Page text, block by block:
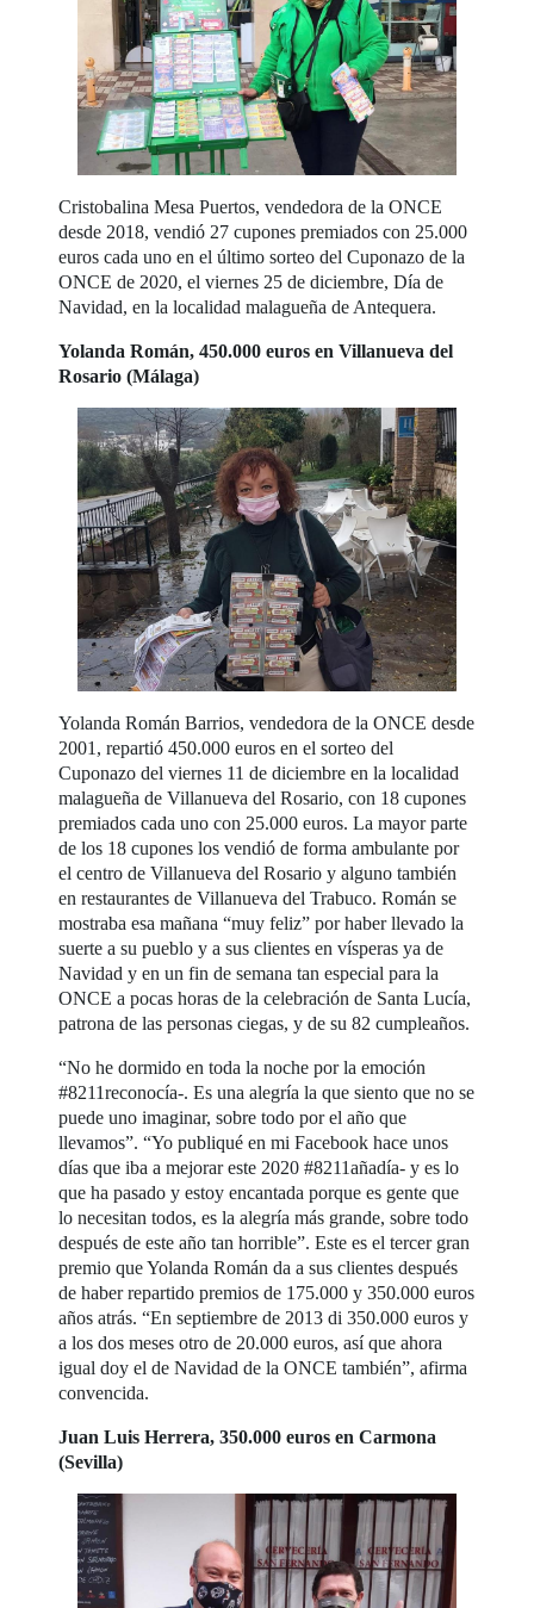
Cristobalina Mesa Puertos, vendedora de la ONCE
desde 2018, vendió 27 cupones premiados con 25.000
euros cada uno en el último sorteo del Cuponazo de la
ONCE de 2020, el viernes 25 de diciembre, Día de
Navidad, en la localidad malagueña de Antequera.
Yolanda Román, 450.000 euros en Villanueva del
Rosario (Málaga)
Yolanda Román Barrios, vendedora de la ONCE desde
2001, repartió 450.000 euros en el sorteo del
Cuponazo del viernes 11 de diciembre en la localidad
malagueña de Villanueva del Rosario, con 18 cupones
premiados cada uno con 25.000 euros. La mayor parte
de los 18 cupones los vendió de forma ambulante por
el centro de Villanueva del Rosario y alguno también
en restaurantes de Villanueva del Trabuco. Román se
mostraba esa mañana “muy feliz” por haber llevado la
suerte a su pueblo y a sus clientes en vísperas ya de
Navidad y en un fin de semana tan especial para la
ONCE a pocas horas de la celebración de Santa Lucía,
patrona de las personas ciegas, y de su 82 cumpleaños.
“No he dormido en toda la noche por la emoción
#8211reconocía-. Es una alegría la que siento que no se
puede uno imaginar, sobre todo por el año que
llevamos”. “Yo publiqué en mi Facebook hace unos
días que iba a mejorar este 2020 #8211añadía- y es lo
que ha pasado y estoy encantada porque es gente que
lo necesitan todos, es la alegría más grande, sobre todo
después de este año tan horrible”. Este es el tercer gran
premio que Yolanda Román da a sus clientes después
de haber repartido premios de 175.000 y 350.000 euros
años atrás. “En septiembre de 2013 di 350.000 euros y
a los dos meses otro de 20.000 euros, así que ahora
igual doy el de Navidad de la ONCE también”, afirma
convencida.
Juan Luis Herrera, 350.000 euros en Carmona
(Sevilla)